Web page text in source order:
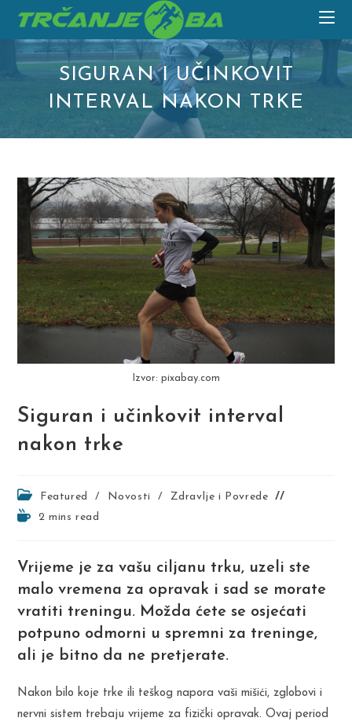
content
SIGURAN I UČINKOVIT
INTERVAL NAKON TRKE
Izvor: pixabay.com
Siguran i učinkovit interval
nakon trke
Post
category:
Featured / Novosti /
Zdravlje i Povrede
Reading2 mins read
Vrijeme je za vašu ciljanu trku, uzeli ste
malo vremena za opravak i sad se morate
vratiti treningu. Možda ćete se osjećati
potpuno odmorni u spremni za treninge,
ali je bitno da ne pretjerate.
Nakon bilo koje trke ili teškog napora vaši mišići, zglobovi i
nervni sistem trebaju vrijeme za fizički opravak. Ovaj period